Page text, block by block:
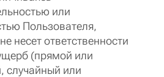
или
Пользователя,
несет ответственности
(прямой или
случайный или